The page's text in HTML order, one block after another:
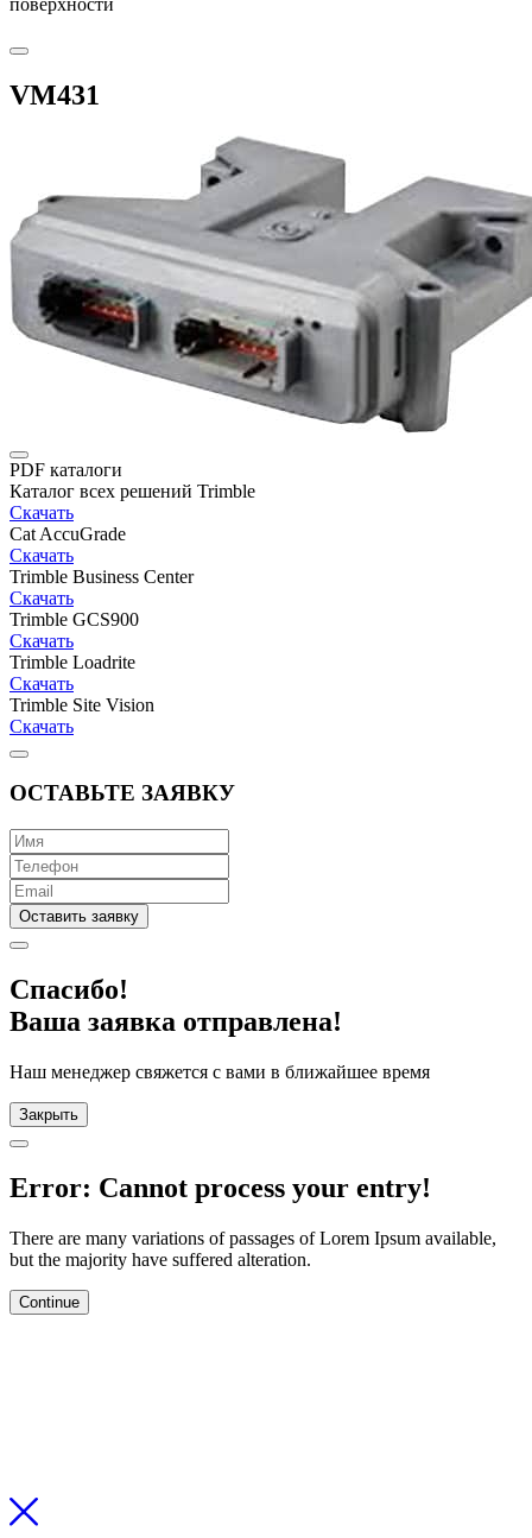
поверхности
VM431
PDF каталоги
Каталог всех решений Trimble
Скачать
Cat AccuGrade
Скачать
Trimble Business Center
Скачать
Trimble GCS900
Скачать
Trimble Loadrite
Скачать
Trimble Site Vision
Скачать
ОСТАВЬТЕ ЗАЯВКУ
Оставить заявку
Спасибо!
Ваша заявка отправлена!
Наш менеджер свяжется с вами в ближайшее время
Закрыть
Error: Cannot process your entry!
There are many variations of passages of Lorem Ipsum available,
but the majority have suffered alteration.
Continue